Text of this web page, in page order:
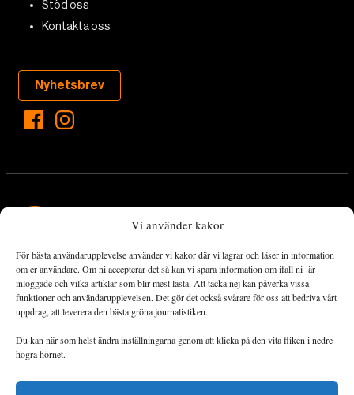
Vi använder kakor
För bästa användarupplevelse använder vi kakor där vi lagrar och läser in information
om er användare. Om ni accepterar det så kan vi spara information om ifall ni är
inloggade och vilka artiklar som blir mest lästa. Att tacka nej kan påverka vissa
funktioner och användarupplevelsen. Det gör det också svårare för oss att bedriva vårt
uppdrag, att leverera den bästa gröna journalistiken.
Du kan när som helst ändra inställningarna genom att klicka på den vita fliken i nedre
högra hörnet.
Stöd oss
Kontakta oss
Nyhetsbrev
Landets Fria Tidning är en nyhetstidning med bred bevakning av
det viktigaste som händer lokalt och globalt och med fokus på
omställningsrörelsen. En omställning till ett hållbart samhälle går
både via starka och lika rättigheter för alla människor, minskade
ekonomiska och sociala klyftor, samt utrymme för allt levande att
utvecklas och frodas.